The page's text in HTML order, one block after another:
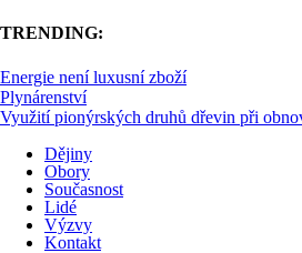
TRENDING:
Energie není luxusní zboží
Plynárenství
Využití pionýrských druhů dřevin při
Dějiny
Obory
Současnost
Lidé
Výzvy
Kontakt